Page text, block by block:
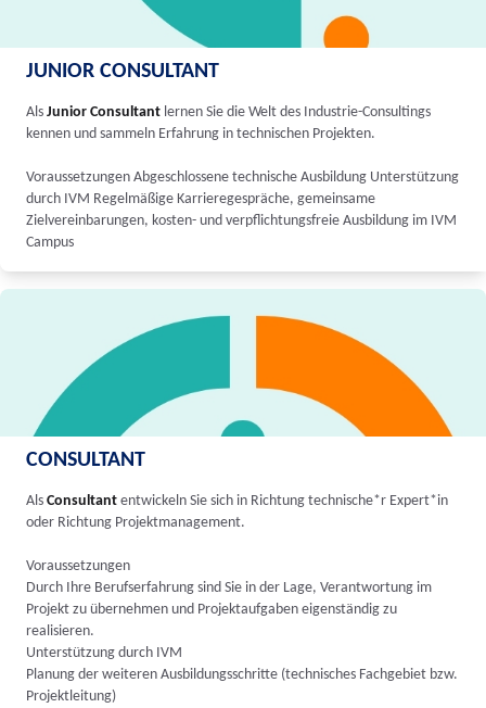
JUNIOR CONSULTANT
Als Junior Consultant lernen Sie die Welt des Industrie-Consultings
kennen und sammeln Erfahrung in technischen Projekten.
Voraussetzungen Abgeschlossene technische Ausbildung Unterstützung
durch IVM Regelmäßige Karrieregespräche, gemeinsame
Zielvereinbarungen, kosten- und verpflichtungsfreie Ausbildung im IVM
Campus
CONSULTANT
Als Consultant entwickeln Sie sich in Richtung technische*r Expert*in
oder Richtung Projektmanagement.
Voraussetzungen
Durch Ihre Berufserfahrung sind Sie in der Lage, Verantwortung im
Projekt zu übernehmen und Projektaufgaben eigenständig zu
realisieren.
Unterstützung durch IVM
Planung der weiteren Ausbildungsschritte (technisches Fachgebiet bzw.
Projektleitung)